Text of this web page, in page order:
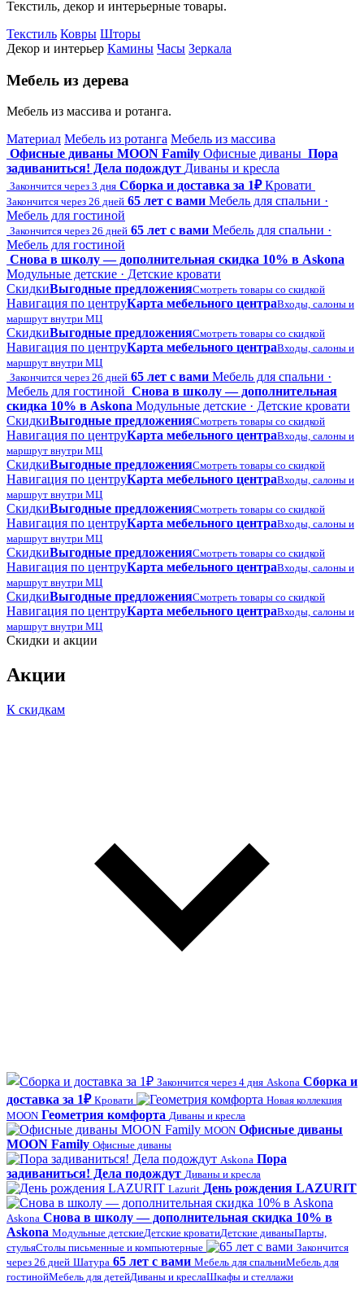
Текстиль, декор и интерьерные товары.
Текстиль Ковры Шторы
Декор и интерьер Камины Часы Зеркала
Мебель из дерева
Мебель из массива и ротанга.
Материал Мебель из ротанга Мебель из массива
Офисные диваны MOON Family Офисные диваны Пора
задиваниться! Дела подождут Диваны и кресла
Закончится через 3 дня Сборка и доставка за 1₽ Кровати
Закончится через 26 дней 65 лет с вами Мебель для спальни ·
Мебель для гостиной
Закончится через 26 дней 65 лет с вами Мебель для спальни ·
Мебель для гостиной
Снова в школу — дополнительная скидка 10% в Askona
Модульные детские · Детские кровати
СкидкиВыгодные предложенияСмотреть товары со скидкой
Навигация по центруКарта мебельного центраВходы, салоны и
маршрут внутри МЦ
СкидкиВыгодные предложенияСмотреть товары со скидкой
Навигация по центруКарта мебельного центраВходы, салоны и
маршрут внутри МЦ
Закончится через 26 дней 65 лет с вами Мебель для спальни ·
Мебель для гостиной Снова в школу — дополнительная
скидка 10% в Askona Модульные детские · Детские кровати
СкидкиВыгодные предложенияСмотреть товары со скидкой
Навигация по центруКарта мебельного центраВходы, салоны и
маршрут внутри МЦ
СкидкиВыгодные предложенияСмотреть товары со скидкой
Навигация по центруКарта мебельного центраВходы, салоны и
маршрут внутри МЦ
СкидкиВыгодные предложенияСмотреть товары со скидкой
Навигация по центруКарта мебельного центраВходы, салоны и
маршрут внутри МЦ
СкидкиВыгодные предложенияСмотреть товары со скидкой
Навигация по центруКарта мебельного центраВходы, салоны и
маршрут внутри МЦ
СкидкиВыгодные предложенияСмотреть товары со скидкой
Навигация по центруКарта мебельного центраВходы, салоны и
маршрут внутри МЦ
Скидки и акции
Акции
К скидкам
Закончится через 4 дня Askona Сборка и
доставка за 1₽ Кровати
Новая коллекция
MOON Геометрия комфорта Диваны и кресла
MOON Офисные диваны
MOON Family Офисные диваны
Askona Пора
задиваниться! Дела подождут Диваны и кресла
Lazurit День рождения LAZURIT
Askona Снова в школу — дополнительная скидка 10% в
Askona Модульные детскиеДетские кроватиДетские диваныПарты,
стульяСтолы письменные и компьютерные
Закончится
через 26 дней Шатура 65 лет с вами Мебель для спальниМебель для
гостинойМебель для детейДиваны и креслаШкафы и стеллажи